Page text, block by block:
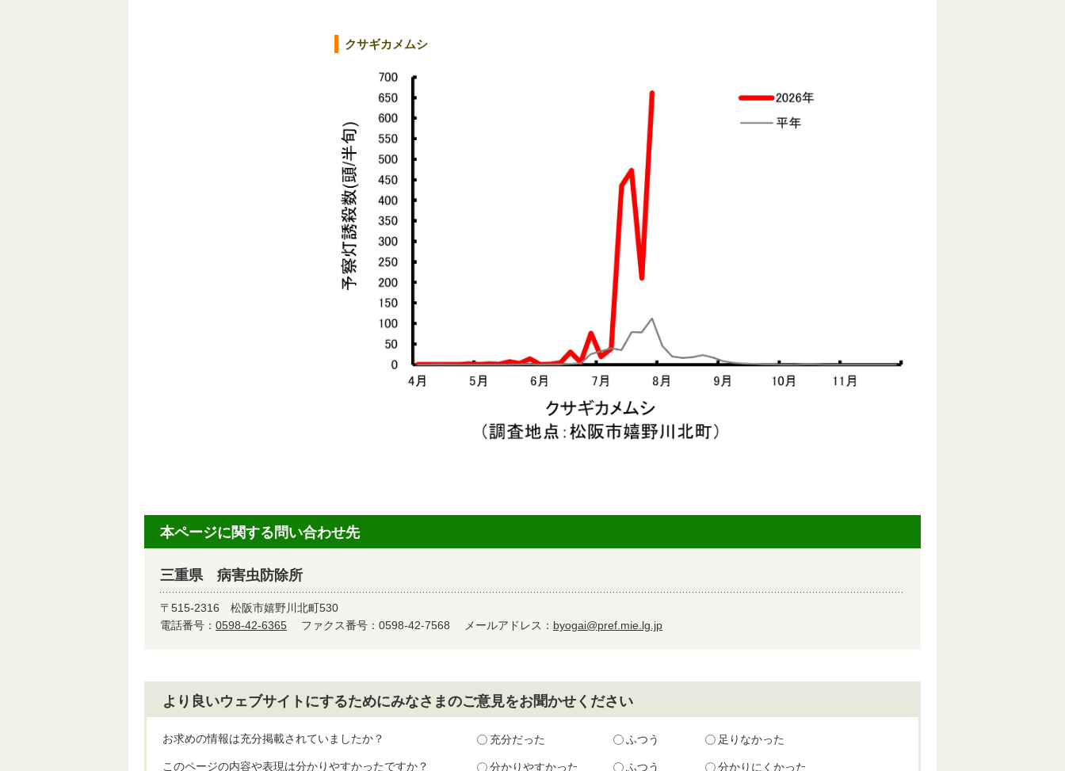
クサギカメムシ
本ページに関する問い合わせ先
三重県 病害虫防除所
〒515-2316 松阪市嬉野川北町530
電話番号： 0598-42-6365 ファクス番号：0598-42-7568 メールアドレス： byogai@pref.mie.lg.jp
より良いウェブサイトにするためにみなさまのご意見をお聞かせください
お求めの情報は充分掲載されていましたか？ 充分だった ふつう 足りなかった
このページの内容や表現は分かりやすかったですか？ 分かりやすかった ふつう 分かりにくかった